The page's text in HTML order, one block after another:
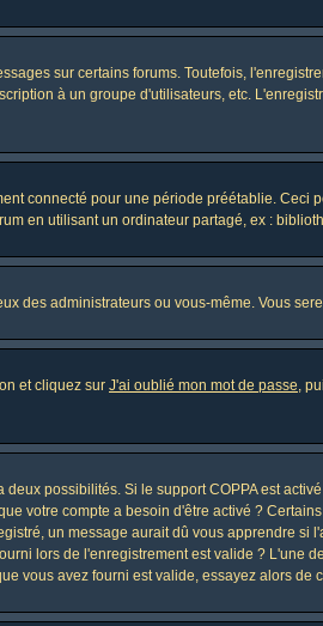
sur certains forums. Toutefois,
à un groupe d'utilisateurs, etc.
connecté pour une période préétablie. Ceci
en utilisant un ordinateur partagé, ex :
des administrateurs ou vous-même. Vous
et cliquez sur J'ai oublié mon mot de passe,
possibilités. Si le support COPPA est
votre compte a besoin d'être activé ?
un message aurait dû vous apprendre si
lors de l'enregistrement est valide ? L'une
vous avez fourni est valide, essayez alors de